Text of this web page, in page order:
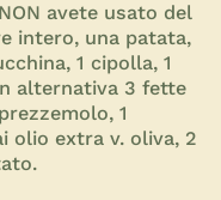
avete usato del
intero, una patata,
1 cipolla, 1
alternativa 3 fette
1
olio extra v. oliva, 2